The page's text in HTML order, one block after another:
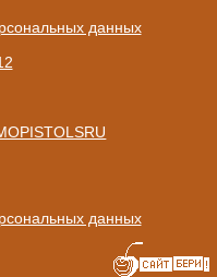
данных
данных